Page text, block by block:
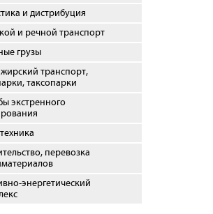
и дистрибуция
и речной транспорт
грузы
транспорт,
таксопарки
экстренного
перевозка
энергетический